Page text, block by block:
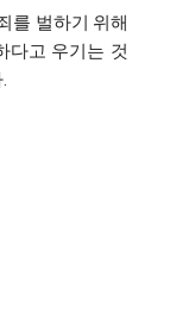
를 벌하기 위해
다고 우기는 것